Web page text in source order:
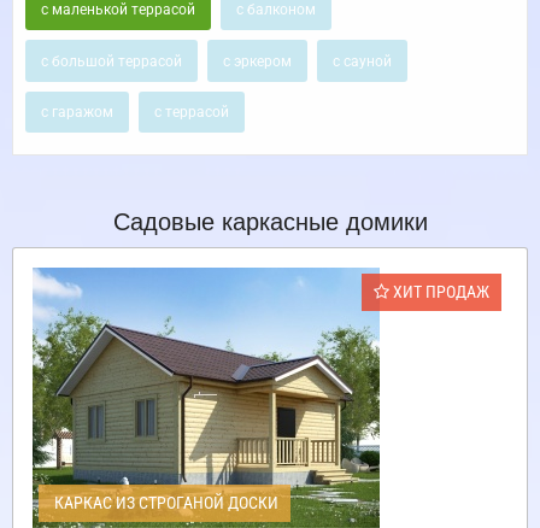
с маленькой террасой с балконом
с большой террасой с эркером с сауной
с гаражом с террасой
Садовые каркасные домики
ХИТ ПРОДАЖ
КАРКАС ИЗ СТРОГАНОЙ ДОСКИ